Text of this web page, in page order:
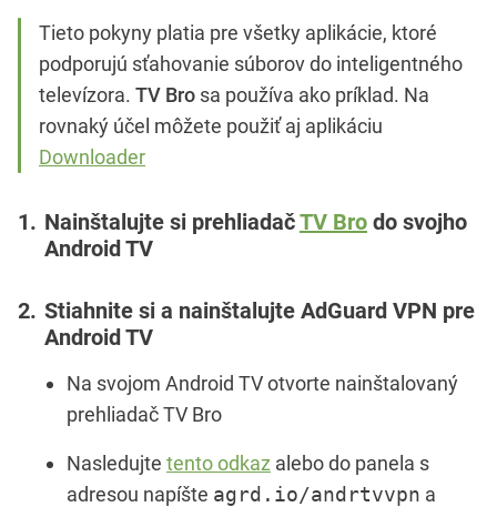
Tieto pokyny platia pre všetky aplikácie, ktoré
podporujú sťahovanie súborov do inteligentného
televízora. TV Bro sa používa ako príklad. Na
rovnaký účel môžete použiť aj aplikáciu
Downloader
Nainštalujte si prehliadačTV Bro do svojho
Android TV
Stiahnite si a nainštalujte AdGuard VPN pre
Android TV
Na svojom Android TV otvorte nainštalovaný
prehliadač TV Bro
Nasledujte tento odkaz alebo do panela s
adresou napíšte agrd.io/andrtvvpn a